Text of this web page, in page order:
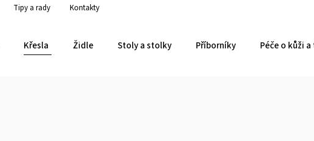
Tipy a rady Kontakty
Křesla Židle Stoly a stolky Příborníky Péče o kůži